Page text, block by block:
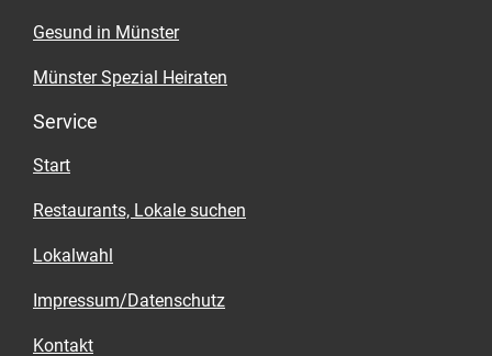
Gesund in Münster
Münster Spezial Heiraten
Service
Start
Restaurants, Lokale suchen
Lokalwahl
Impressum/Datenschutz
Kontakt